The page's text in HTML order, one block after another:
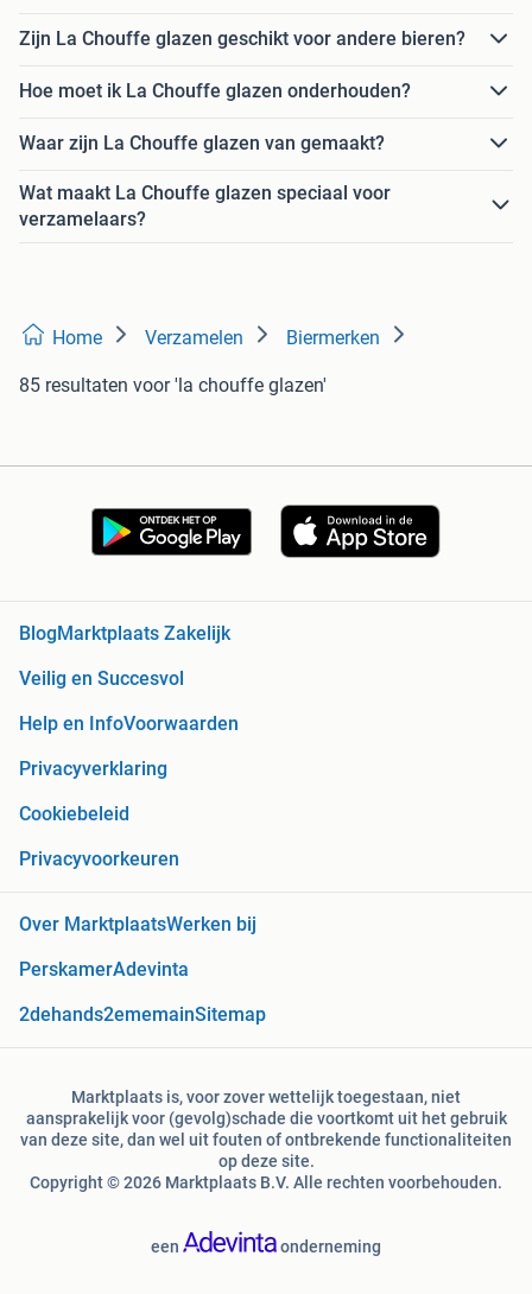
Zijn La Chouffe glazen geschikt voor andere bieren?
Hoe moet ik La Chouffe glazen onderhouden?
Waar zijn La Chouffe glazen van gemaakt?
Wat maakt La Chouffe glazen speciaal voor
verzamelaars?
Home Verzamelen Biermerken
85 resultaten voor 'la chouffe glazen'
BlogMarktplaats Zakelijk
Veilig en Succesvol
Help en InfoVoorwaarden
Privacyverklaring
Cookiebeleid
Privacyvoorkeuren
Over MarktplaatsWerken bij
PerskamerAdevinta
2dehands2ememainSitemap
Marktplaats is, voor zover wettelijk toegestaan, niet
aansprakelijk voor (gevolg)schade die voortkomt uit het gebruik
van deze site, dan wel uit fouten of ontbrekende functionaliteiten
op deze site.
Copyright © 2026 Marktplaats B.V. Alle rechten voorbehouden.
een onderneming